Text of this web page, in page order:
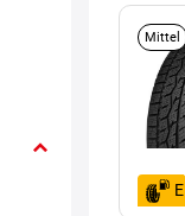
Mittel
E